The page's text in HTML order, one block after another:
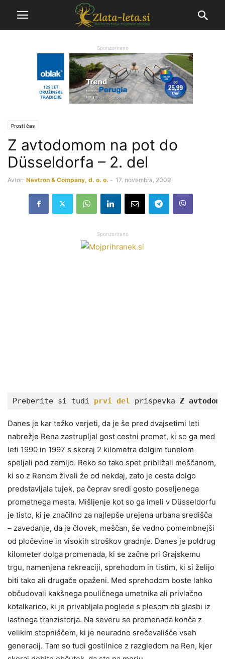
Sponzorirano
Prosti čas
Z avtodomom na pot do
Düsseldorfa – 2. del
Avtor: Nevtron & Company, d. o. o. - 17. novembra, 2009
Sponzorirano
Preberite si tudi prvi del prispevka Z
Danes je kar težko verjeti, da je še pred dvajsetimi leti
nabrežje Rena zastrupljal gost cestni promet, ki so ga med
leti 1990 in 1997 s skoraj 2 kilometra dolgim tunelom
speljali pod zemljo. Reko so tako spet približali meščanom,
ki so z Renom živeli že od nekdaj, zato je cesta dolgo
predstavljala tujek, pa čeprav sredi gosto poseljenega
prometnega mesta. Mišljenje kot so ga imeli v Düsseldorfu
je tisto, ki je značilno za najlepše urejena urbana središča
– zavedanje, da je človek, meščan, še vedno pomembnejši
od pločevine in visokih stroškov gradnje. Danes je poldrug
kilometer dolga promenada, ki se začne pri Grajskemu
trgu, namenjena rekreaciji, sprehodom in tistim, ki si želijo
biti tako ali drugače opaženi. Med sprehodom boste lahko
občudovali kakšnega pouličnega umetnika ali privlačno
kotalkarico, ki je privabljala poglede s plesom ob glasbi iz
lastnega tranzistorja. Na severu se promenada konča z
velikim stopniščem, ki je neuradno srečevališče vseh
generacij. Tam so tudi gostilnice z razgledom na Ren, kjer